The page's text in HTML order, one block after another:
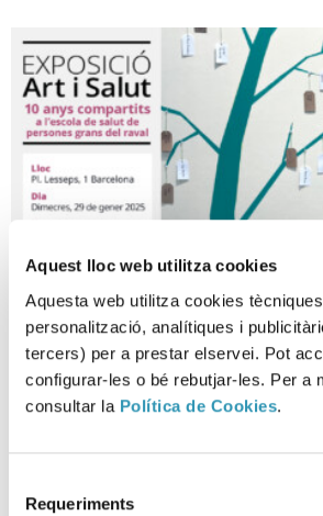
Aquest lloc web utilitza cookies
Aquesta web utilitza cookies
personalització, analítiques i
tercers) per a prestar elservei. Pot
configurar-les o bé rebutjar-les. Per a
consultar la Política de Cookies.
Requeriments
Inauguración de la
10 años compartidos
Mayores del Raval
ARTE Y SALUD